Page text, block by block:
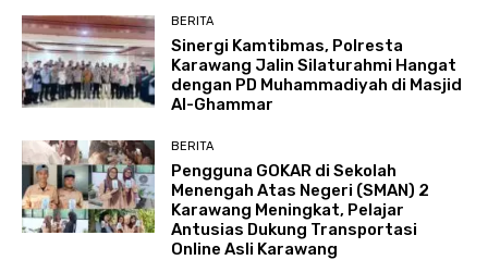
BERITA
Sinergi Kamtibmas, Polresta
Karawang Jalin Silaturahmi Hangat
dengan PD Muhammadiyah di Masjid
Al-Ghammar
BERITA
Pengguna GOKAR di Sekolah
Menengah Atas Negeri (SMAN) 2
Karawang Meningkat, Pelajar
Antusias Dukung Transportasi
Online Asli Karawang